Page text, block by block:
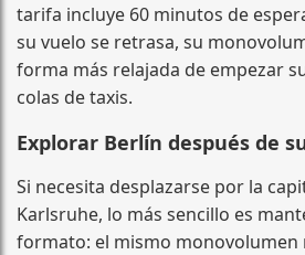
tarifa incluye 60 minutos de
su vuelo se retrasa, su
forma más relajada de empezar
colas de taxis.
Explorar Berlín después de
Si necesita desplazarse por la
Karlsruhe, lo más sencillo es
formato: el mismo monovolumen